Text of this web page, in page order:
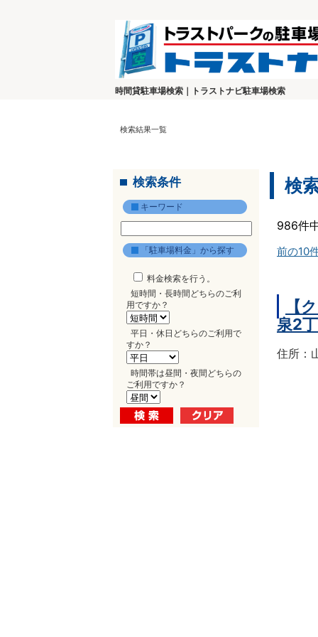
時間貸駐車場検索｜トラストナビ駐車場検索
検索結果一覧
検索条件
キーワード
「駐車場料金」から探す
料金検索を行う。
短時間・長時間どちらのご利
用ですか？
平日・休日どちらのご利用で
すか？
時間帯は昼間・夜間どちらの
ご利用ですか？
検
986件
前の10
【
泉2
住所：